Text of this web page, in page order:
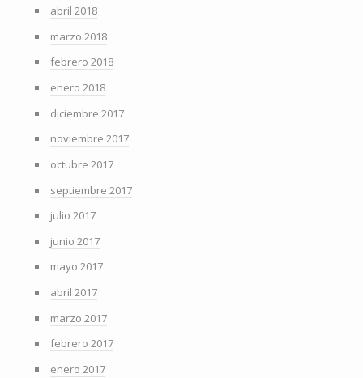
abril 2018
marzo 2018
febrero 2018
enero 2018
diciembre 2017
noviembre 2017
octubre 2017
septiembre 2017
julio 2017
junio 2017
mayo 2017
abril 2017
marzo 2017
febrero 2017
enero 2017